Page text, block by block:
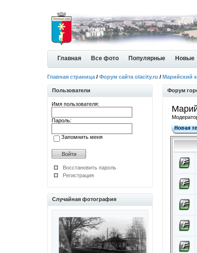
Главная Все фото Популярные Новые
Главная страница / Форум сайта olacity.ru / Марийский
Пользователи
Имя пользователя:
Пароль:
Запомнить меня
Восстановить пароль
Регистрация
Случайная фотография
Форум